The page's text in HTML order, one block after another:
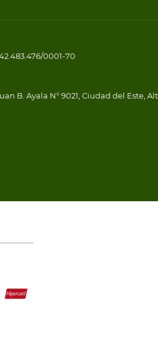
0001-70
B. Ayala N° 9021, Ciudad del Este,